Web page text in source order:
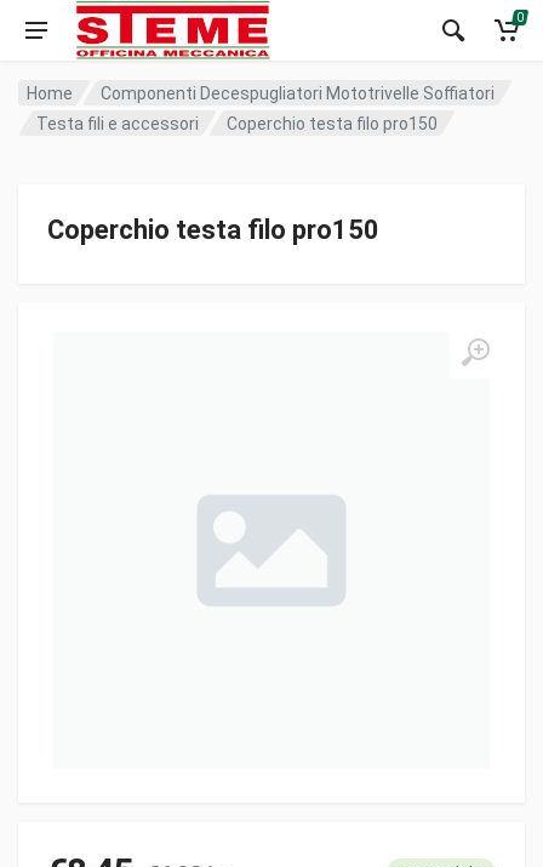
0
Home
Componenti Decespugliatori Mototrivelle Soffiatori
Testa fili e accessori
Coperchio testa filo pro150
Coperchio testa filo pro150